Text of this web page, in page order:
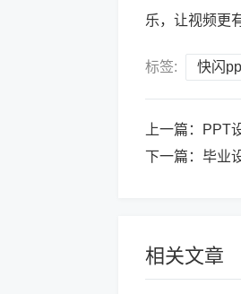
乐，让视频更
标签: 快闪
上一篇：
PPT
下一篇： 毕业
相关文章